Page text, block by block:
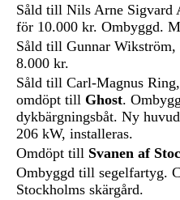
Såld till Nils Arne Sigvard
för 10.000 kr. Ombyggd.
Såld till Gunnar
8.000 kr.
Såld till Carl-Magnus
omdöpt till Ghost.
dykbärgningsbåt. Ny
206 kW, installeras.
Omdöpt till Svanen af
Ombyggd till segelfartyg.
Stockholms skärgård.